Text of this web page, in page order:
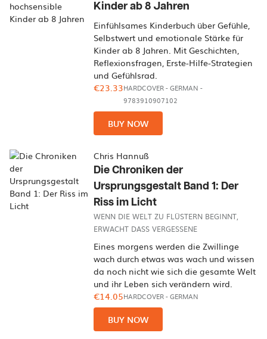
Kinder ab 8 Jahren
Einfühlsames Kinderbuch über Gefühle,
Selbstwert und emotionale Stärke für
Kinder ab 8 Jahren. Mit Geschichten,
Reflexionsfragen, Erste-Hilfe-Strategien
und Gefühlsrad.
€23.33HARDCOVER-GERMAN -
9783910907102
BUY NOW
Chris Hannuß
Die Chroniken der
Ursprungsgestalt Band 1: Der
Riss im Licht
WENN DIE WELT ZU FLÜSTERN BEGINNT,
ERWACHT DASS VERGESSENE
Eines morgens werden die Zwillinge
wach durch etwas was wach und wissen
da noch nicht wie sich die gesamte Welt
und ihr Leben sich verändern wird.
€14.05HARDCOVER-GERMAN
BUY NOW